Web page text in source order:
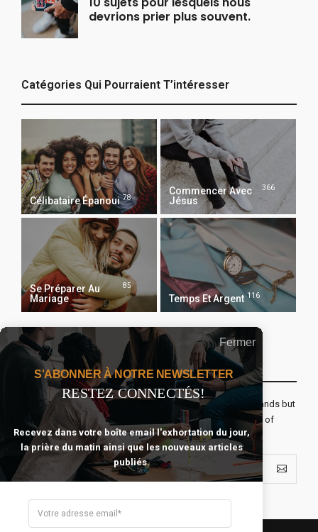
devrions prier plus souvent.
Catégories Qui Pourraient T’intéresser
Célibataire Épanoui 78
Commencer Avec
Jésus
366
Se Préparer Au
Mariage
85
Temps Et Argent 116
Recevoir Notre Newsletter Chaque Matin
The real voyage of discovery consists not in seeking new lands but
seeing with new eyes. All journeys have secret destinations of
which the traveler is unaware.
Fermer
S'ABONNER À NOTRE NEWSLETTER
RESTEZ CONNECTÉS!
Recevez dans votre boîte email l'exhortation du jour,
la prière du matin ainsi que les nouveaux articles
publiés.